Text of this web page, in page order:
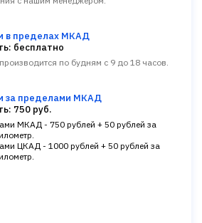
в пределах МКАД
бесплатно
по будням с 9 до 18 часов.
за пределами МКАД
750 руб.
МКАД - 750 рублей + 50 рублей за
ЦКАД - 1000 рублей + 50 рублей за